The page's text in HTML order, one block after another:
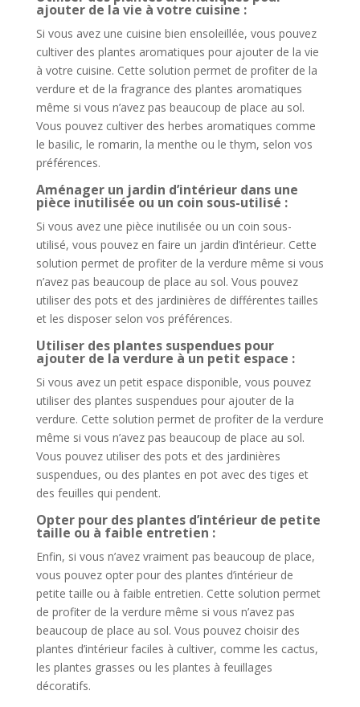
ajouter de la vie à votre cuisine :
Si vous avez une cuisine bien ensoleillée, vous pouvez
cultiver des plantes aromatiques pour ajouter de la vie
à votre cuisine. Cette solution permet de profiter de la
verdure et de la fragrance des plantes aromatiques
même si vous n’avez pas beaucoup de place au sol.
Vous pouvez cultiver des herbes aromatiques comme
le basilic, le romarin, la menthe ou le thym, selon vos
préférences.
Aménager un jardin d’intérieur dans une
pièce inutilisée ou un coin sous-utilisé :
Si vous avez une pièce inutilisée ou un coin sous-
utilisé, vous pouvez en faire un jardin d’intérieur. Cette
solution permet de profiter de la verdure même si vous
n’avez pas beaucoup de place au sol. Vous pouvez
utiliser des pots et des jardinières de différentes tailles
et les disposer selon vos préférences.
Utiliser des plantes suspendues pour
ajouter de la verdure à un petit espace :
Si vous avez un petit espace disponible, vous pouvez
utiliser des plantes suspendues pour ajouter de la
verdure. Cette solution permet de profiter de la verdure
même si vous n’avez pas beaucoup de place au sol.
Vous pouvez utiliser des pots et des jardinières
suspendues, ou des plantes en pot avec des tiges et
des feuilles qui pendent.
Opter pour des plantes d’intérieur de petite
taille ou à faible entretien :
Enfin, si vous n’avez vraiment pas beaucoup de place,
vous pouvez opter pour des plantes d’intérieur de
petite taille ou à faible entretien. Cette solution permet
de profiter de la verdure même si vous n’avez pas
beaucoup de place au sol. Vous pouvez choisir des
plantes d’intérieur faciles à cultiver, comme les cactus,
les plantes grasses ou les plantes à feuillages
décoratifs.